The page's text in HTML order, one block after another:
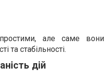
але саме вони
та стабільності.
дій